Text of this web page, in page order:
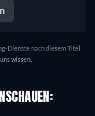
Dienste nach diesem Titel
wissen.